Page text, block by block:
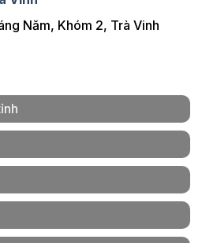
Năm, Khóm 2, Trà Vinh